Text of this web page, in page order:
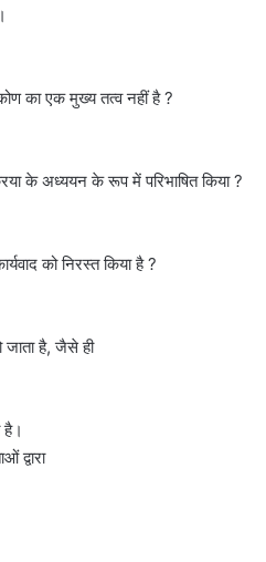
का एक मुख्य तत्व नहीं है ?
के अध्ययन के रूप में परिभाषित किया ?
को निरस्त किया है ?
जाता है, जैसे ही
है।
द्वारा